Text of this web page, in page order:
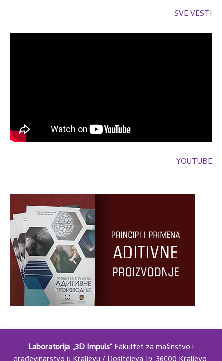
SVE VESTI
YOUTUBE
Laboratorija „3D Impuls“Fakultet za mašinstvo i